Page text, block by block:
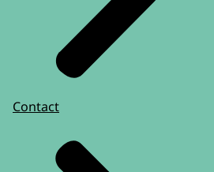
Contact